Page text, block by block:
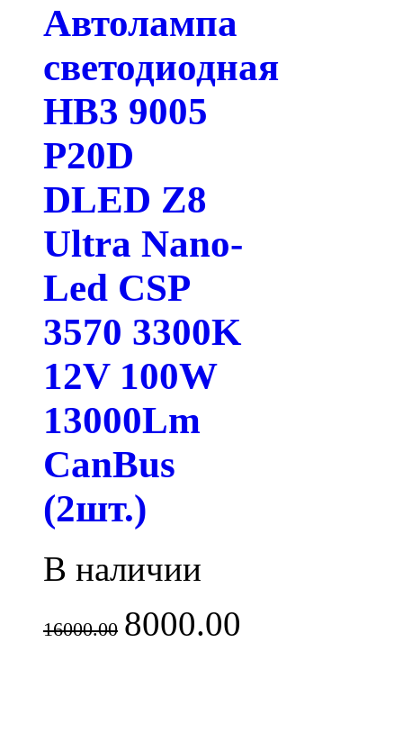
Автолампа
светодиодная
HB3 9005
P20D
DLED Z8
Ultra Nano-
Led CSP
3570 3300K
12V 100W
13000Lm
CanBus
(2шт.)
В наличии
16000.00 8000.00